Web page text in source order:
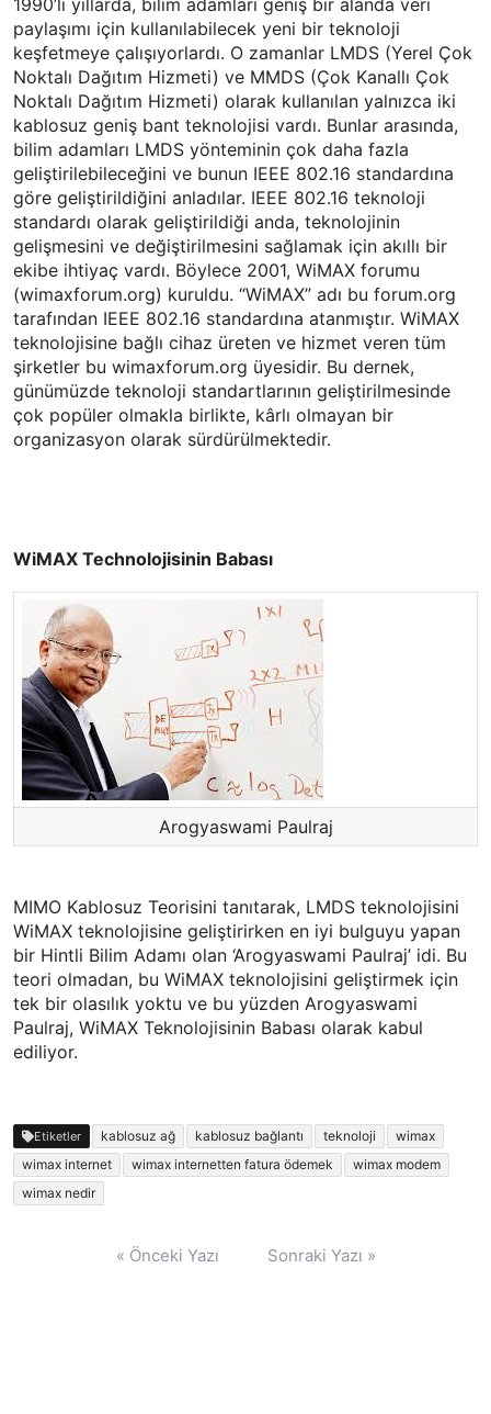
paylaşımı için kullanılabilecek yeni bir teknoloji
keşfetmeye çalışıyorlardı. O zamanlar LMDS (Yerel Çok
Noktalı Dağıtım Hizmeti) ve MMDS (Çok Kanallı Çok
Noktalı Dağıtım Hizmeti) olarak kullanılan yalnızca iki
kablosuz geniş bant teknolojisi vardı. Bunlar arasında,
bilim adamları LMDS yönteminin çok daha fazla
geliştirilebileceğini ve bunun IEEE 802.16 standardına
göre geliştirildiğini anladılar. IEEE 802.16 teknoloji
standardı olarak geliştirildiği anda, teknolojinin
gelişmesini ve değiştirilmesini sağlamak için akıllı bir
ekibe ihtiyaç vardı. Böylece 2001, WiMAX forumu
(wimaxforum.org) kuruldu. “WiMAX” adı bu forum.org
tarafından IEEE 802.16 standardına atanmıştır. WiMAX
teknolojisine bağlı cihaz üreten ve hizmet veren tüm
şirketler bu wimaxforum.org üyesidir. Bu dernek,
günümüzde teknoloji standartlarının geliştirilmesinde
çok popüler olmakla birlikte, kârlı olmayan bir
organizasyon olarak sürdürülmektedir.
WiMAX Technolojisinin Babası
Arogyaswami Paulraj
MIMO Kablosuz Teorisini tanıtarak, LMDS teknolojisini
WiMAX teknolojisine geliştirirken en iyi bulguyu yapan
bir Hintli Bilim Adamı olan ‘Arogyaswami Paulraj’ idi. Bu
teori olmadan, bu WiMAX teknolojisini geliştirmek için
tek bir olasılık yoktu ve bu yüzden Arogyaswami
Paulraj, WiMAX Teknolojisinin Babası olarak kabul
ediliyor.
Etiketler kablosuz ağ kablosuz bağlantı teknoloji
wimax
wimax internet
wimax internetten fatura ödemek
wimax modem
wimax nedir
« Önceki Yazı Sonraki Yazı »